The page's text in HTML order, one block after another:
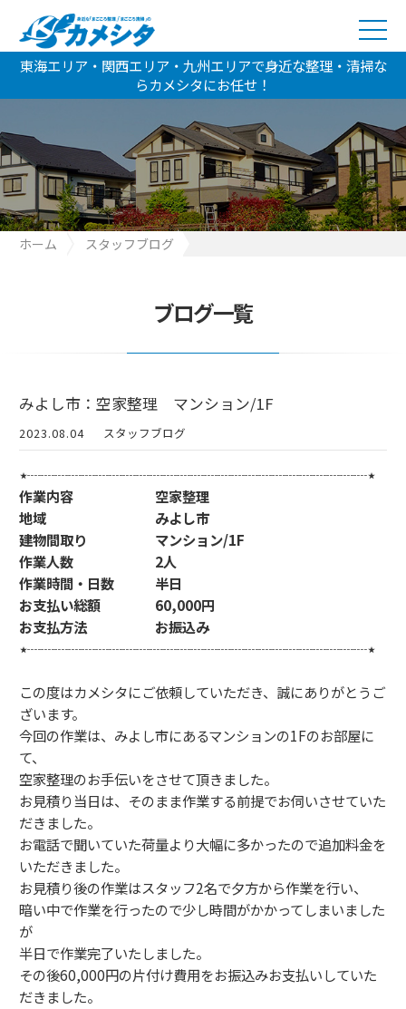
東海エリア・関西エリア・九州エリアで身近な整理・清掃な
らカメシタにお任せ！
ホーム
スタッフブログ
ブログ一覧
みよし市：空家整理 マンション/1F
2023.08.04 スタッフブログ
⋆┈┈┈┈┈┈┈┈┈┈┈┈┈┈┈┈┈┈┈┈┈┈┈┈┈⋆
作業内容 空家整理
地域 みよし市
建物間取り マンション/1F
作業人数 2人
作業時間・日数 半日
お支払い総額 60,000円
お支払方法 お振込み
⋆┈┈┈┈┈┈┈┈┈┈┈┈┈┈┈┈┈┈┈┈┈┈┈┈┈⋆
この度はカメシタにご依頼していただき、誠にありがとうご
ざいます。
今回の作業は、みよし市にあるマンションの1Fのお部屋に
て、
空家整理のお手伝いをさせて頂きました。
お見積り当日は、そのまま作業する前提でお伺いさせていた
だきました。
お電話で聞いていた荷量より大幅に多かったので追加料金を
いただきました。
お見積り後の作業はスタッフ2名で夕方から作業を行い、
暗い中で作業を行ったので少し時間がかかってしまいました
が
半日で作業完了いたしました。
その後60,000円の片付け費用をお振込みお支払いしていた
だきました。